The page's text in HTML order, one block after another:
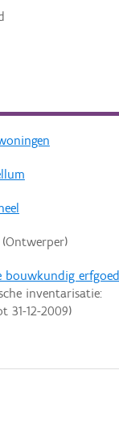
bouwkundig erfgoed
inventarisatie:
31-12-2009)